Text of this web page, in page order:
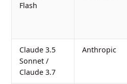
Flash
Claude 3.5
Sonnet /
Claude 3.7
Anthropic